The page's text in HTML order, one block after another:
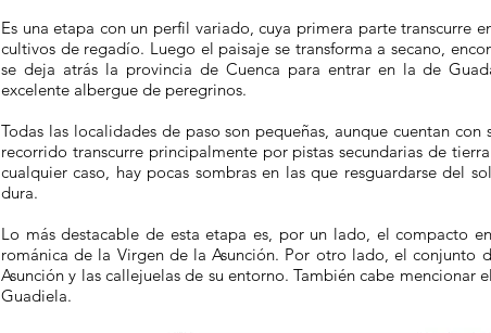
Es una etapa con un perfil variado, cuya primera parte transcurre
cultivos de regadío. Luego el paisaje se transforma a secano,
se deja atrás la provincia de Cuenca para entrar en la de
excelente albergue de peregrinos.
Todas las localidades de paso son pequeñas, aunque cuentan
recorrido transcurre principalmente por pistas secundarias de
cualquier caso, hay pocas sombras en las que resguardarse del
dura.
Lo más destacable de esta etapa es, por un lado, el compacto
románica de la Virgen de la Asunción. Por otro lado, el conjunto
Asunción y las callejuelas de su entorno. También cabe
Guadiela.